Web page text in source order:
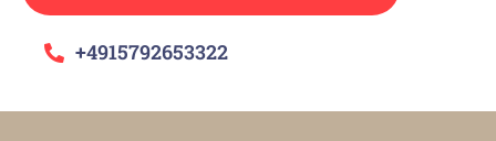
+4915792653322